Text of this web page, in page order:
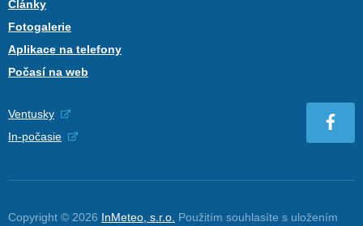
Články
Fotogalerie
Aplikace na telefony
Počasí na web
Ventusky
In-počasie
Copyright © 2026 InMeteo, s.r.o. Použitím souhlasíte s uložením